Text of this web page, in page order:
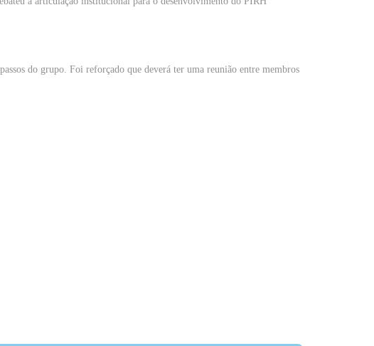
do grupo. Foi reforçado que deverá ter uma reunião entre membros